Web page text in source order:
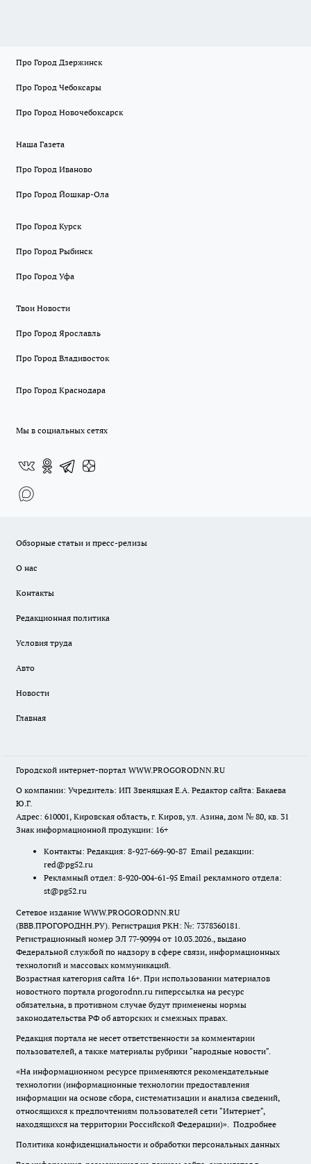
Про Город Дзержинск
Про Город Чебоксары
Про Город Новочебоксарск
Наша Газета
Про Город Иваново
Про Город Йошкар-Ола
Про Город Курск
Про Город Рыбинск
Про Город Уфа
Твои Новости
Про Город Ярославль
Про Город Владивосток
Про Город Краснодара
Мы в социальных сетях
Обзорные статьи и пресс-релизы
О нас
Контакты
Редакционная политика
Условия труда
Авто
Новости
Главная
Городской интернет-портал WWW.PROGORODNN.RU
О компании: Учредитель: ИП Звеняцкая Е.А. Редактор сайта: Бакаева
Ю.Г.
Адрес: 610001, Кировская область, г. Киров, ул. Азина, дом № 80, кв. 31
Знак информационной продукции: 16+
Контакты: Редакция: 8-927-669-90-87 Email редакции:
red@pg52.ru
Рекламный отдел: 8-920-004-61-95 Email рекламного отдела:
st@pg52.ru
Сетевое издание WWW.PROGORODNN.RU
(ВВВ.ПРОГОРОДНН.РУ). Регистрация РКН: №: 7378360181.
Регистрационный номер ЭЛ 77-90994 от 10.03.2026., выдано
Федеральной службой по надзору в сфере связи, информационных
технологий и массовых коммуникаций.
Возрастная категория сайта 16+. При использовании материалов
новостного портала progorodnn.ru гиперссылка на ресурс
обязательна, в противном случае будут применены нормы
законодательства РФ об авторских и смежных правах.
Редакция портала не несет ответственности за комментарии
пользователей, а также материалы рубрики "народные новости".
«На информационном ресурсе применяются рекомендательные
технологии (информационные технологии предоставления
информации на основе сбора, систематизации и анализа сведений,
относящихся к предпочтениям пользователей сети "Интернет",
находящихся на территории Российской Федерации)». Подробнее
Политика конфиденциальности и обработки персональных данных